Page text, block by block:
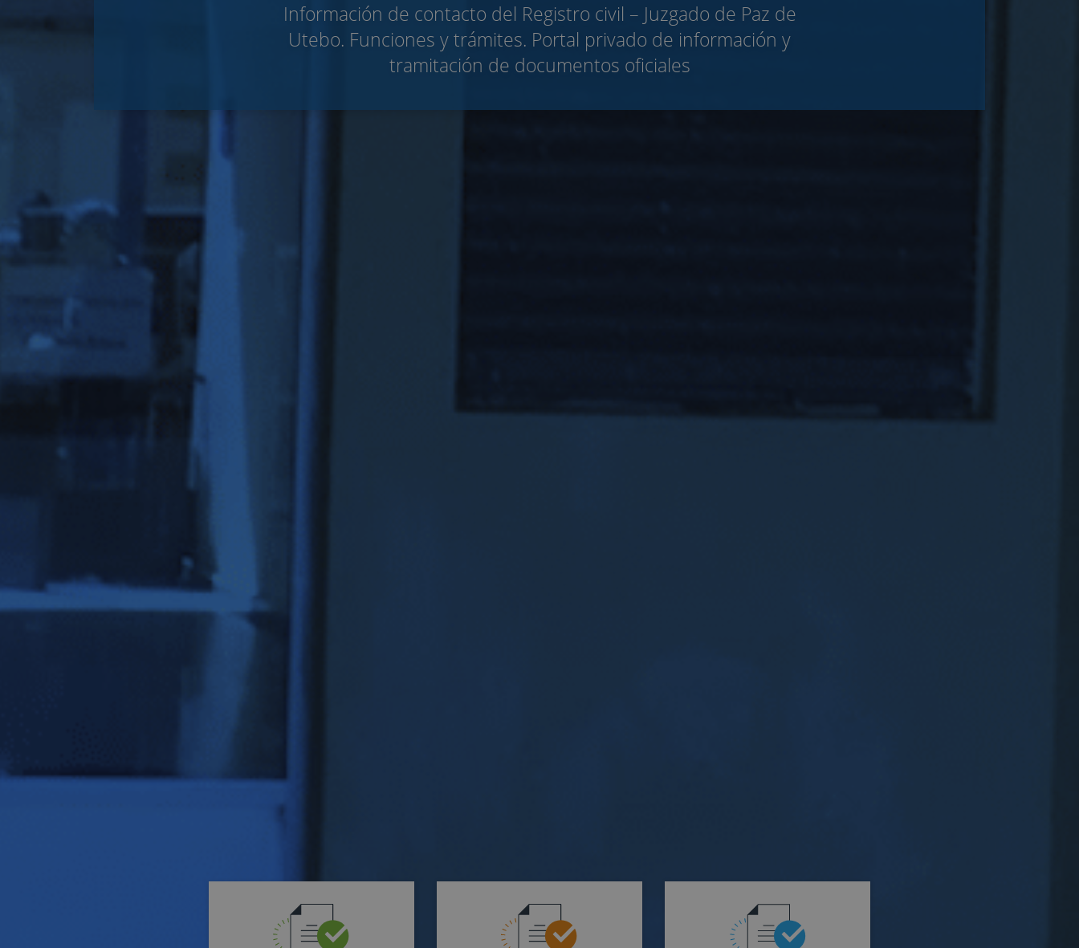
Información de contacto del Registro civil – Juzgado de Paz de
Utebo. Funciones y trámites. Portal privado de información y
tramitación de documentos oficiales